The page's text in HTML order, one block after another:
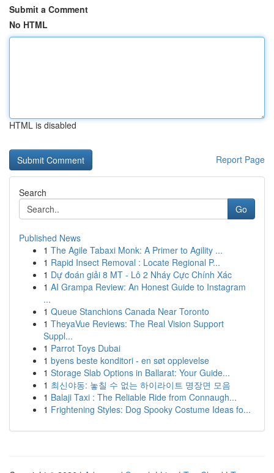
Submit a Comment
No HTML
HTML is disabled
Report Page
Search
Go
Published News
1 The Agile Tabaxi Monk: A Primer to Agility ...
1 Rapid Insect Removal : Locate Regional P...
1 Dự đoán giải 8 MT - Lô 2 Nháy Cực Chính Xác
1 AI Grampa Review: An Honest Guide to Instagram
...
1 Queue Stanchions Canada Near Toronto
1 TheyaVue Reviews: The Real Vision Support
Suppl...
1 Parrot Toys Dubai
1 byens beste konditori - en søt opplevelse
1 Storage Slab Options in Ballarat: Your Guide...
1 최신야동: 놓칠 수 없는 하이라이트 명장면 모음
1 Balaji Taxi : The Reliable Ride from Connaugh...
1 Frightening Styles: Dog Spooky Costume Ideas fo...